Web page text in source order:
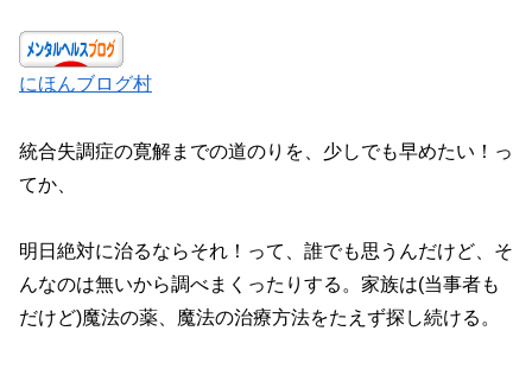
にほんブログ村
統合失調症の寛解までの道のりを、少しでも早めたい！っ
てか、
明日絶対に治るならそれ！って、誰でも思うんだけど、そ
んなのは無いから調べまくったりする。家族は(当事者も
だけど)魔法の薬、魔法の治療方法をたえず探し続ける。